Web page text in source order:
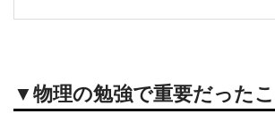
▼物理の勉強で重要だった